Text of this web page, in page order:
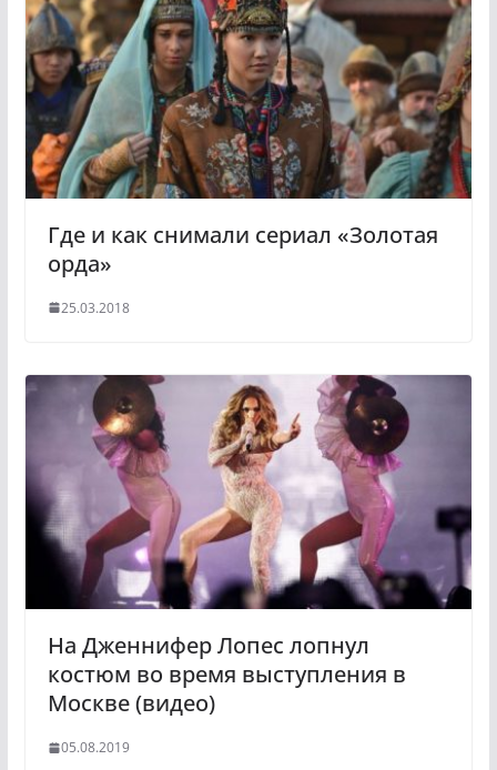
s
s
i
k
i
m
Где и как снимали сериал «Золотая
орда»
25.03.2018
На Дженнифер Лопес лопнул
костюм во время выступления в
Москве (видео)
05.08.2019